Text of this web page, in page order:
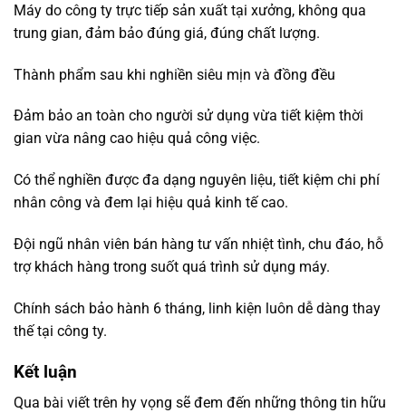
Máy do công ty trực tiếp sản xuất tại xưởng, không qua
trung gian, đảm bảo đúng giá, đúng chất lượng.
Thành phẩm sau khi nghiền siêu mịn và đồng đều
Đảm bảo an toàn cho người sử dụng vừa tiết kiệm thời
gian vừa nâng cao hiệu quả công việc.
Có thể nghiền được đa dạng nguyên liệu, tiết kiệm chi phí
nhân công và đem lại hiệu quả kinh tế cao.
Đội ngũ nhân viên bán hàng tư vấn nhiệt tình, chu đáo, hỗ
trợ khách hàng trong suốt quá trình sử dụng máy.
Chính sách bảo hành 6 tháng, linh kiện luôn dễ dàng thay
thế tại công ty.
Kết luận
Qua bài viết trên hy vọng sẽ đem đến những thông tin hữu